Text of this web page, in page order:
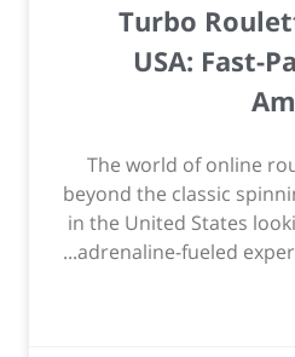
Turbo
USA: Fast-
The world of online
beyond the classic
in the United States
adrenaline-fueled